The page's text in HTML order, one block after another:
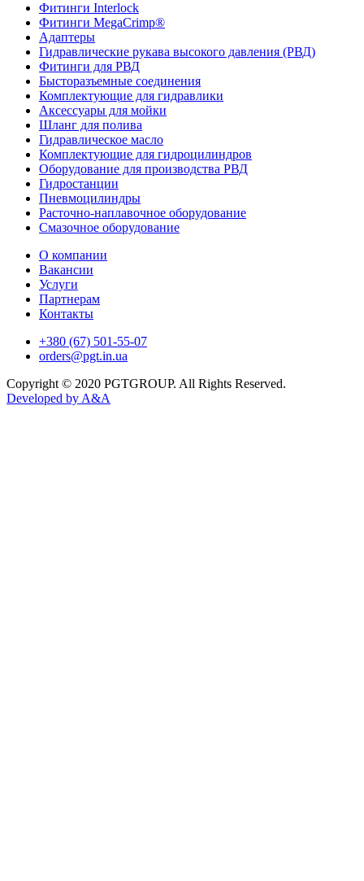
Фитинги Interlock
Фитинги MegaCrimp®
Адаптеры
Гидравлические рукава высокого давления (РВД)
Фитинги для РВД
Бысторазъемные соединения
Комплектующие для гидравлики
Аксессуары для мойки
Шланг для полива
Гидравлическое масло
Комплектующие для гидроцилиндров
Оборудование для производства РВД
Гидростанции
Пневмоцилиндры
Расточно-наплавочное оборудование
Смазочное оборудование
О компании
Вакансии
Услуги
Партнерам
Контакты
+380 (67) 501-55-07
orders@pgt.in.ua
Copyright © 2020 PGTGROUP. All Rights Reserved.
Developed byA&A